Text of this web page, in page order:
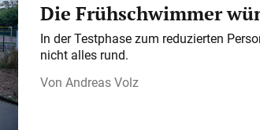
Die Frühschwimmer
In der Testphase zum reduzierten
nicht alles rund.
Andreas Volz